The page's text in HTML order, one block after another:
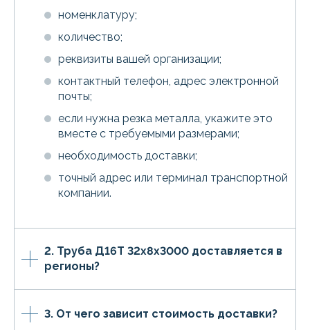
номенклатуру;
количество;
реквизиты вашей организации;
контактный телефон, адрес электронной
почты;
если нужна резка металла, укажите это
вместе с требуемыми размерами;
необходимость доставки;
точный адрес или терминал транспортной
компании.
2. Труба Д16Т 32х8х3000 доставляется в
регионы?
3. От чего зависит стоимость доставки?